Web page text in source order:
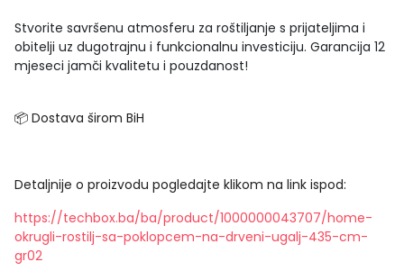
Stvorite savršenu atmosferu za roštiljanje s prijateljima i
obitelji uz dugotrajnu i funkcionalnu investiciju. Garancija 12
mjeseci jamči kvalitetu i pouzdanost!
📦 Dostava širom BiH
Detaljnije o proizvodu pogledajte klikom na link ispod:
https://techbox.ba/ba/product/1000000043707/home-
okrugli-rostilj-sa-poklopcem-na-drveni-ugalj-435-cm-
gr02